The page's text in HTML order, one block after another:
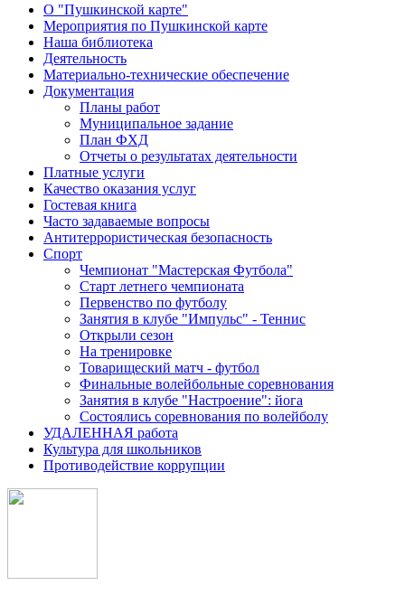
О "Пушкинской карте"
Мероприятия по Пушкинской карте
Наша библиотека
Деятельность
Материально-технические обеспечение
Документация
Планы работ
Муниципальное задание
План ФХД
Отчеты о результатах деятельности
Платные услуги
Качество оказания услуг
Гостевая книга
Часто задаваемые вопросы
Антитеррористическая безопасность
Спорт
Чемпионат "Мастерская Футбола"
Старт летнего чемпионата
Первенство по футболу
Занятия в клубе "Импульс" - Теннис
Открыли сезон
На тренировке
Товарищеский матч - футбол
Финальные волейбольные соревнования
Занятия в клубе "Настроение": йога
Состоялись соревнования по волейболу
УДАЛЕННАЯ работа
Культура для школьников
Противодействие коррупции